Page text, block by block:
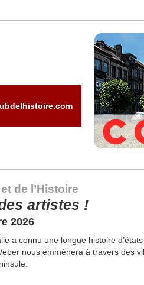
de l’Histoire
artistes !
2026
a connu une longue histoire
nous emmènera à travers des